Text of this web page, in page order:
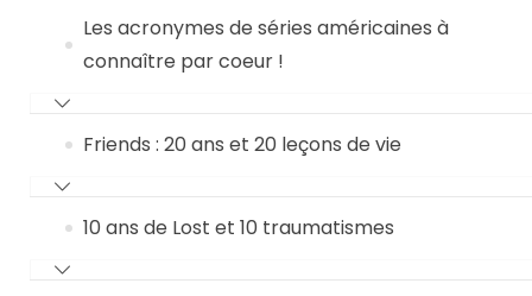
Les acronymes de séries américaines à
connaître par coeur !
Friends : 20 ans et 20 leçons de vie
10 ans de Lost et 10 traumatismes